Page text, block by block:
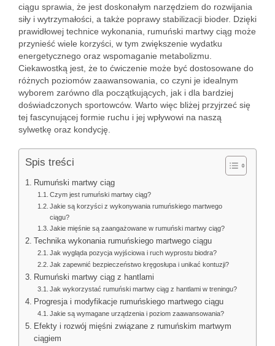
ciągu sprawia, że jest doskonałym narzędziem do rozwijania
siły i wytrzymałości, a także poprawy stabilizacji bioder. Dzięki
prawidłowej technice wykonania, rumuński martwy ciąg może
przynieść wiele korzyści, w tym zwiększenie wydatku
energetycznego oraz wspomaganie metabolizmu.
Ciekawostką jest, że to ćwiczenie może być dostosowane do
różnych poziomów zaawansowania, co czyni je idealnym
wyborem zarówno dla początkujących, jak i dla bardziej
doświadczonych sportowców. Warto więc bliżej przyjrzeć się
tej fascynującej formie ruchu i jej wpływowi na naszą
sylwetkę oraz kondycję.
Spis treści
Rumuński martwy ciąg
Czym jest rumuński martwy ciąg?
Jakie są korzyści z wykonywania rumuńskiego martwego
ciągu?
Jakie mięśnie są zaangażowane w rumuński martwy ciąg?
Technika wykonania rumuńskiego martwego ciągu
Jak wygląda pozycja wyjściowa i ruch wyprostu biodra?
Jak zapewnić bezpieczeństwo kręgosłupa i unikać kontuzji?
Rumuński martwy ciąg z hantlami
Jak wykorzystać rumuński martwy ciąg z hantlami w treningu?
Progresja i modyfikacje rumuńskiego martwego ciągu
Jakie są wymagane urządzenia i poziom zaawansowania?
Efekty i rozwój mięśni związane z rumuńskim martwym
ciągiem